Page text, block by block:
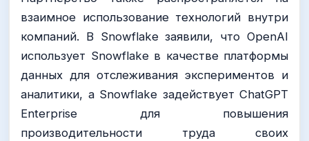
взаимное использование технологий внутри
компаний. В Snowflake заявили, что OpenAI
использует Snowflake в качестве платформы
данных для отслеживания экспериментов и
аналитики, а Snowflake задействует ChatGPT
Enterprise для повышения
производительности труда своих